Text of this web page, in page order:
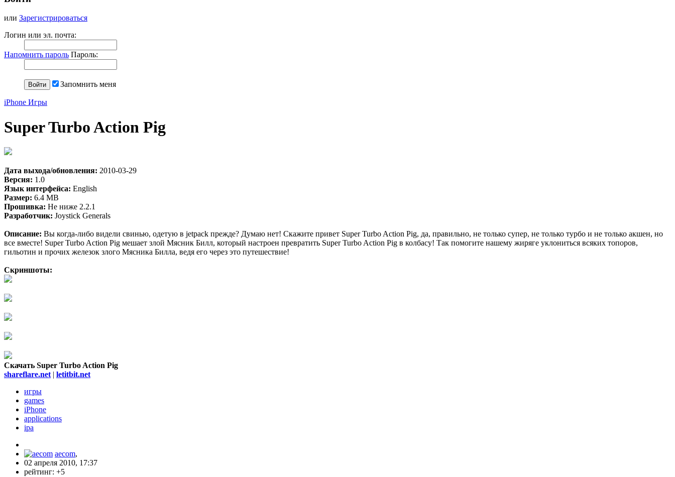
или Зарегистрироваться
Логин или эл. почта:
Напомнить пароль Пароль:
Запомнить меня
iPhone Игры
Super Turbo Action Pig
Дата выхода/обновления: 2010-03-29
Версия: 1.0
Язык интерфейса: English
Размер: 6.4 MB
Прошивка: Не ниже 2.2.1
Разработчик: Joystick Generals
Описание: Вы когда-либо видели свинью, одетую в jetpack прежде? Думаю нет! Скажите привет Super Turbo Action Pig, да, правильно, не только супер, не только турбо и не только акшен, но
все вместе! Super Turbo Action Pig мешает злой Мясник Билл, который настроен превратить Super Turbo Action Pig в колбасу! Так помогите нашему жиряге уклониться всяких топоров,
гильотин и прочих железок злого Мясника Билла, ведя его через это путешествие!
Скриншоты:
Скачать Super Turbo Action Pig
shareflare.net | letitbit.net
игры
games
iPhone
applications
ipa
aecom,
02 апреля 2010, 17:37
рейтинг: +5